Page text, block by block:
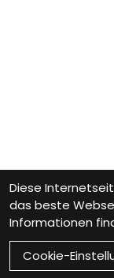
Diese
das beste
Informationen
Cookie-